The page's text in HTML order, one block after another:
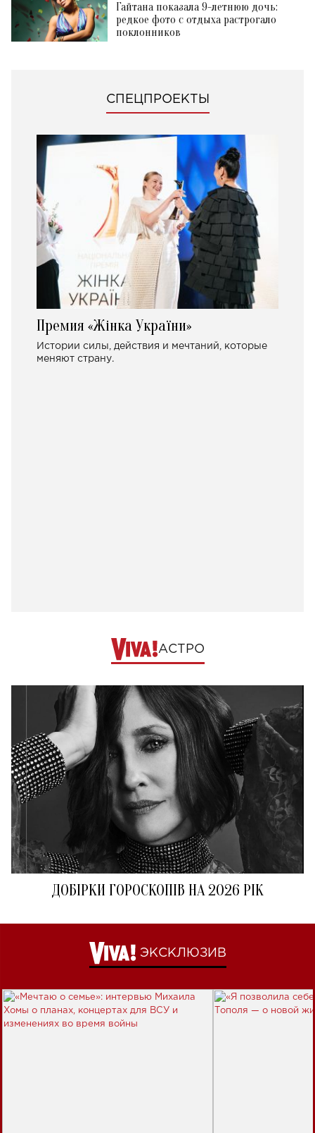
Гайтана показала 9-летнюю дочь:
редкое фото с отдыха растрогало
поклонников
СПЕЦПРОЕКТЫ
Премия «Жінка України»
Истории силы, действия и мечтаний, которые
меняют страну.
АСТРО
ДОБІРКИ ГОРОСКОПІВ НА 2026 РІК
ЭКСКЛЮЗИВ